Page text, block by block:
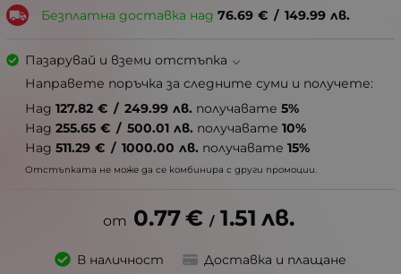
Безплатна доставка над 76.69 € / 149.99 лв.
Пазарувай и вземи отстъпка
Направете поръчка за следните суми и получете:
Над 127.82 € / 249.99 лв. получавате 5%
Над 255.65 € / 500.01 лв. получавате 10%
Над 511.29 € / 1000.00 лв. получавате 15%
Отстъпката не може да се комбинира с други промоции.
0.77€ / 1.51 лв.
В наличност Доставка и плащане